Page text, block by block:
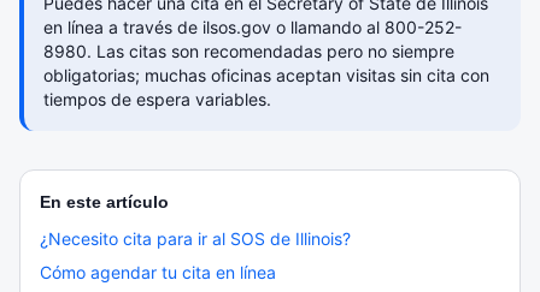
en línea a través de ilsos.gov o llamando al 800-252-
8980. Las citas son recomendadas pero no siempre
obligatorias; muchas oficinas aceptan visitas sin cita con
tiempos de espera variables.
En este artículo
¿Necesito cita para ir al SOS de Illinois?
Cómo agendar tu cita en línea